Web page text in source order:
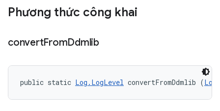
Phương thức công khai
convertFromDdmlib
public static Log.LogLevel convertFromDdmlib (